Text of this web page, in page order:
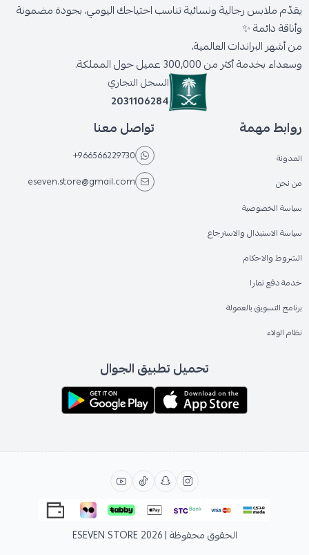
يقدّم ملابس رجالية ونسائية تناسب احتياجك اليومي، بجودة مضمونة
وأناقة دائمة ✨
من أشهر البراندات العالمية،
وسعداء بخدمة أكثر من 300,000 عميل حول المملكة.
السجل التجاري
2031106284
روابط مهمة
المدونة
من نحن
سياسة الخصوصية
سياسة الاستبدال والاسترجاع
الشروط والاحكام
خدمة دفع تمارا
برنامج التسويق بالعمولة
نظام الولاء
تواصل معنا
+966566229730
eseven.store@gmail.com
تحميل تطبيق الجوال
الحقوق محفوظة | 2026 ESEVEN STORE